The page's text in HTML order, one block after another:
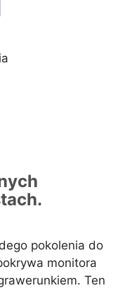
pokolenia do
monitora
Ten